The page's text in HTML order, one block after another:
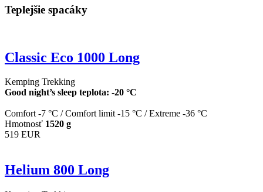
Teplejšie spacáky
Classic Eco 1000 Long
Kemping Trekking
Good night’s sleep teplota: -20 °C
Comfort -7 °C /Comfort limit -15 °C /Extreme -36 °C
Hmotnosť 1520 g
519 EUR
Helium 800 Long